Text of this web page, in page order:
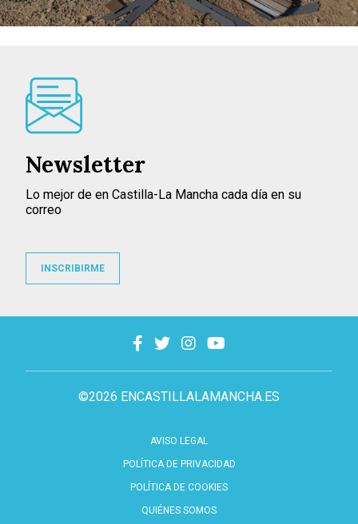
©2026 ENCASTILLALAMANCHA.ES
AVISO LEGAL
POLÍTICA DE PRIVACIDAD
POLÍTICA DE COOKIES
QUIÉNES SOMOS
Newsletter
Lo mejor de en Castilla-La Mancha cada día en su
correo
INSCRIBIRME